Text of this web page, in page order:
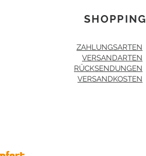
SHOPPING
ZAHLUNGSARTEN
VERSANDARTEN
RÜCKSENDUNGEN
VERSANDKOSTEN